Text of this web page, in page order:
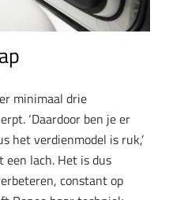
minimaal drie
‘Daardoor ben je er
het verdienmodel is ruk,’
lach. Het is dus
constant op